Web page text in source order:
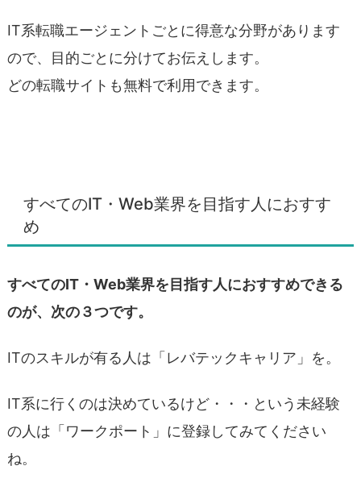
IT系転職エージェントごとに得意な分野があります
ので、目的ごとに分けてお伝えします。
どの転職サイトも無料で利用できます。
すべてのIT・Web業界を目指す人におすす
め
すべてのIT・Web業界を目指す人におすすめできる
のが、次の３つです。
ITのスキルが有る人は「レバテックキャリア」を。
IT系に行くのは決めているけど・・・という未経験
の人は「ワークポート」に登録してみてください
ね。